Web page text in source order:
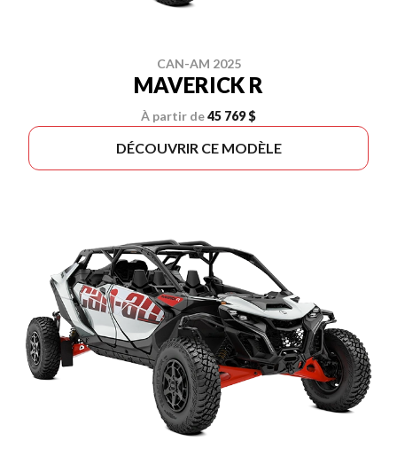
CAN-AM 2025
MAVERICK R
À partir de45 769 $
DÉCOUVRIR CE MODÈLE